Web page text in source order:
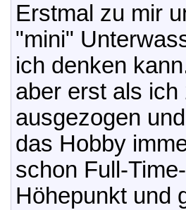
Erstmal zu mir
"mini"
ich denken
aber erst als
ausgezogen
das Hobby
schon Full-
Höhepunkt und